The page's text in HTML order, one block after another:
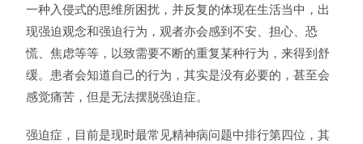
一种入侵式的思维所困扰，并反复的体现在生活当中，出
现强迫观念和强迫行为，观者亦会感到不安、担心、恐
慌、焦虑等等，以致需要不断的重复某种行为，来得到舒
缓。患者会知道自己的行为，其实是没有必要的，甚至会
感觉痛苦，但是无法摆脱强迫症。
强迫症，目前是现时最常见精神病问题中排行第四位，其